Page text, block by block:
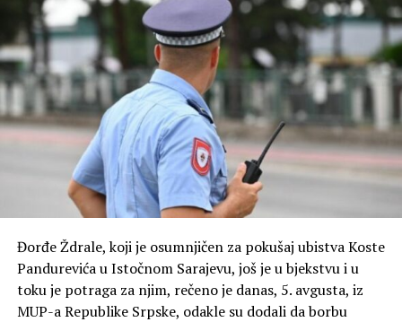
Đorđe Ždrale, koji je osumnjičen za pokušaj ubistva Koste
Pandurevića u Istočnom Sarajevu, još je u bjekstvu i u
toku je potraga za njim, rečeno je danas, 5. avgusta, iz
MUP-a Republike Srpske, odakle su dodali da borbu